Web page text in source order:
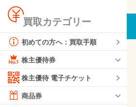
買取カテゴリー
初めての方へ：買取手順
株主優待券
株主優待 電子チケット
商品券